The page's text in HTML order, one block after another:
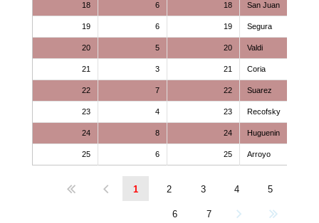
18 6 18 San Juan
19 6 19 Segura
20 5 20 Valdi
21 3 21 Coria
22 7 22 Suarez
23 4 23 Recofsky
24 8 24 Huguenin
25 6 25 Arroyo
1 2 3 4 5
6 7